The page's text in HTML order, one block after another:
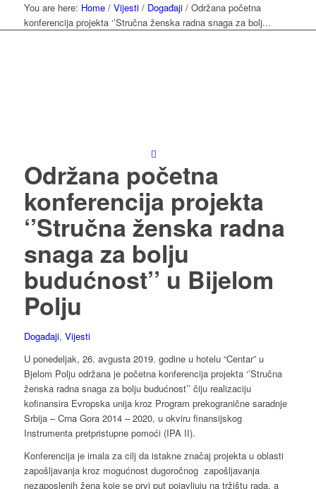
You are here: Home / Vijesti / Događaji / Održana početna
konferencija projekta ‘’Stručna ženska radna snaga za bolj...
Održana početna
konferencija projekta
‘’Stručna ženska radna
snaga za bolju
budućnost’’ u Bijelom
Polju
Događaji, Vijesti
U ponedeljak, 26. avgusta 2019. godine u hotelu “Centar” u
Bjelom Polju održana je početna konferencija projekta ‘’Stručna
ženska radna snaga za bolju budućnost’’ čiju realizaciju
kofinansira Evropska unija kroz Program prekogranične saradnje
Srbija – Crna Gora 2014 – 2020, u okviru finansijskog
Instrumenta pretpristupne pomoći (IPA II).
Konferencija je imala za cilj da istakne značaj projekta u oblasti
zapošljavanja kroz mogućnost dugoročnog zapošljavanja
nezaposlenih žena koje se prvi put pojavljuju na tržištu rada, a